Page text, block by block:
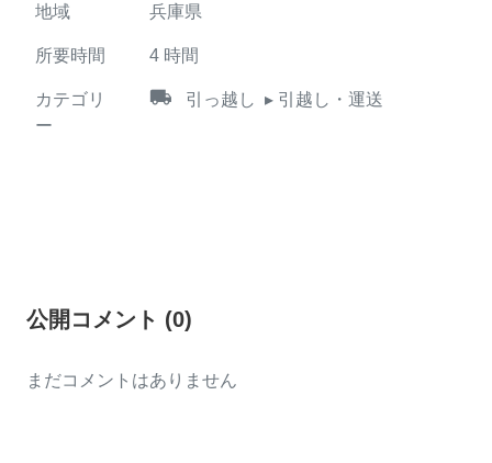
地域 兵庫県
所要時間 4 時間
カテゴリ
ー
local_shipping 引っ越し ▸ 引越し・運送
公開コメント (0)
まだコメントはありません